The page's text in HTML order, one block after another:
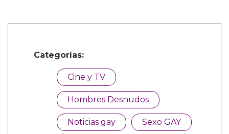
Categorías:
Cine y TV
Hombres Desnudos
Noticias gay Sexo GAY